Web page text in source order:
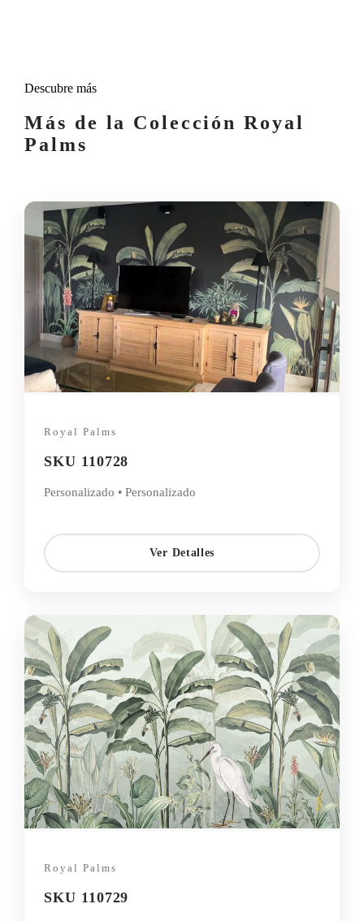
Descubre más
Más de la Colección Royal
Palms
Royal Palms
SKU 110728
Personalizado • Personalizado
Ver Detalles
Royal Palms
SKU 110729